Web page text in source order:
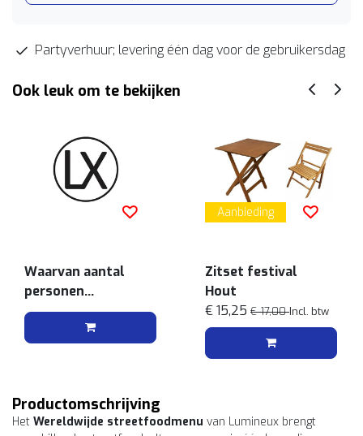
Partyverhuur; levering één dag voor de gebruikersdag
Ook leuk om te bekijken
Waarvan aantal
personen
vegetarisch
Aanbieding
Zitset festival
Hout
€ 15,25 € 17,00Incl. btw
Productomschrijving
Het Wereldwijde streetfoodmenu van Lumineux brengt